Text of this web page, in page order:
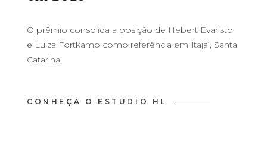
O prêmio consolida a posição de Hebert Evaristo
e Luiza Fortkamp como referência em Itajaí, Santa
Catarina.
CONHEÇA O ESTUDIO HL